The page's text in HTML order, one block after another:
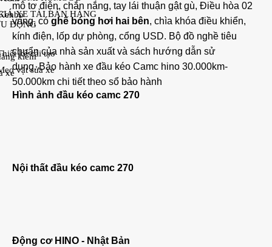
XE TẢI BÁN HÀNG
ĐỘNG
kiểm
xe
kế cải tạo
vặt sửa xe
mô tơ điện, chắn nắng, tay lái thuận gật gù, Điều hòa 02
vùng, có ghế bóng hơi hai bên, chìa khóa điều khiển,
kính điện, lốp dự phòng, cổng USD. Bộ đồ nghề tiêu
chuẩn của nhà sản xuất và sách hướng dẫn sử
dụng.Bảo hành xe đầu kéo Camc hino 30.000km-
50.000km chi tiết theo sổ bảo hành
Hình ảnh đầu kéo camc 270
Nội thất đầu kéo camc 270
Động cơ HINO - Nhật Bản